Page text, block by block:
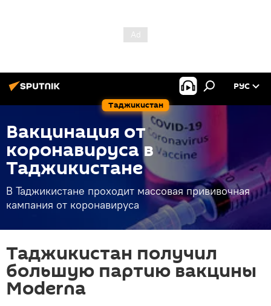
Таджикистан
РУС
Вакцинация от
коронавируса в
Таджикистане
В Таджикистане проходит массовая прививочная
кампания от коронавируса
Таджикистан получил
большую партию вакцины
Moderna